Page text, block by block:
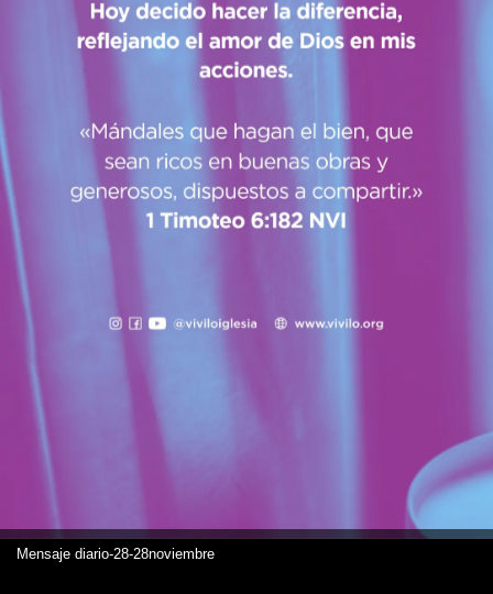
Mensaje diario-28-28noviembre